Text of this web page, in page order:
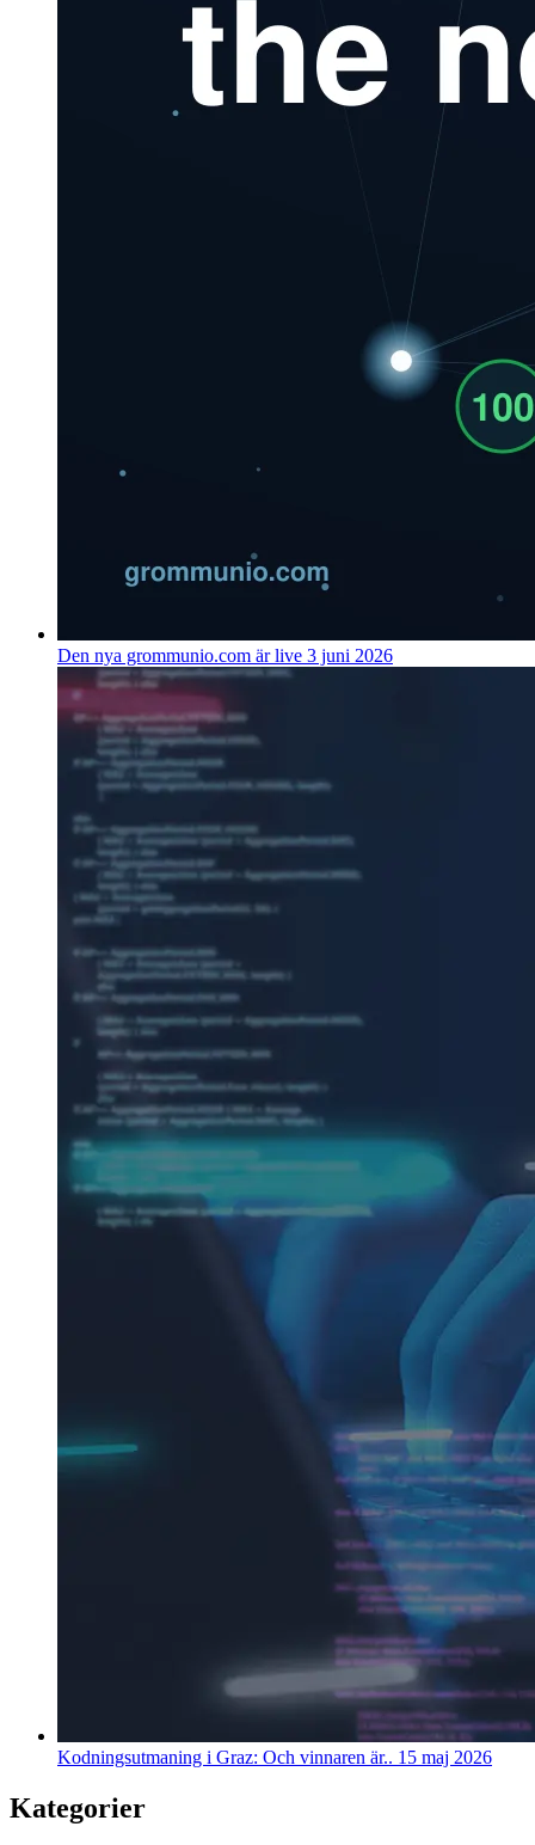
Den nya grommunio.com är live 3 juni 2026
Kodningsutmaning i Graz: Och vinnaren är.. 15 maj 2026
Kategorier